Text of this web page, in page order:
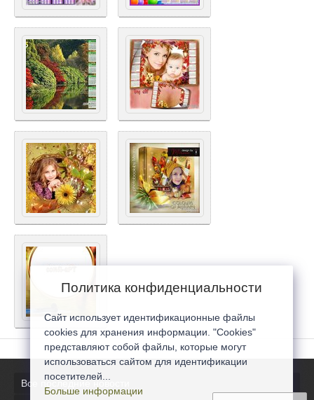
Все последние новости
Политика конфиденциальности
Сайт использует идентификационные файлы
cookies для хранения информации. "Cookies"
представляют собой файлы, которые могут
использоваться сайтом для идентификации
посетителей...
Больше информации